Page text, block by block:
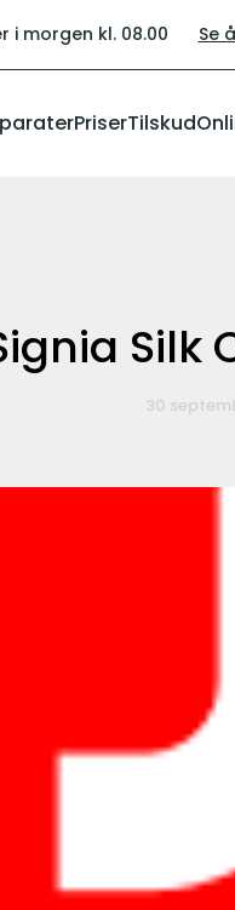
i morgen kl. 08.00 Se
PriserTilskud
Silk
30